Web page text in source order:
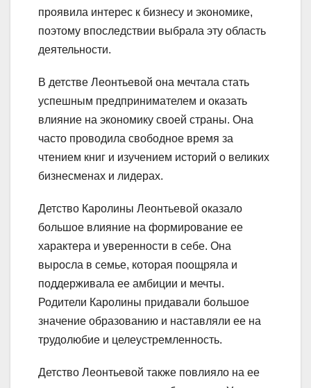
проявила интерес к бизнесу и экономике,
поэтому впоследствии выбрала эту область
деятельности.
В детстве Леонтьевой она мечтала стать
успешным предпринимателем и оказать
влияние на экономику своей страны. Она
часто проводила свободное время за
чтением книг и изучением историй о великих
бизнесменах и лидерах.
Детство Каролины Леонтьевой оказало
большое влияние на формирование ее
характера и уверенности в себе. Она
выросла в семье, которая поощряла и
поддерживала ее амбиции и мечты.
Родители Каролины придавали большое
значение образованию и наставляли ее на
трудолюбие и целеустремленность.
Детство Леонтьевой также повлияло на ее